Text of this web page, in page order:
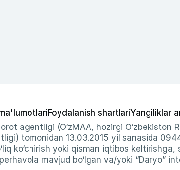
Foydalanish shartlariYangiliklar
agentligi (O‘zMAA, hozirgi O‘zbekiston
tomonidan 13.03.2015 yil sanasida
ko‘chirish yoki qisman iqtibos
mavjud bo‘lgan va/yoki “Daryo”